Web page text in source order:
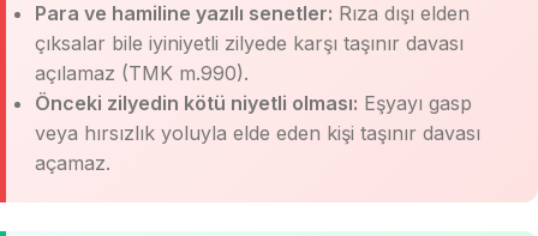
Para ve hamiline yazılı senetler: Rıza dışı elden
çıksalar bile iyiniyetli zilyede karşı taşınır davası
açılamaz (TMK m.990).
Önceki zilyedin kötü niyetli olması: Eşyayı gasp
veya hırsızlık yoluyla elde eden kişi taşınır davası
açamaz.